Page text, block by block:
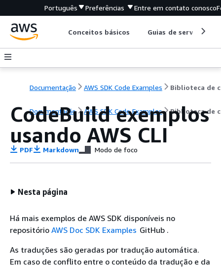
Português Preferências Entre em contato conosco
Conceitos básicos Guias de serviço
Documentação AWS SDK Code Examples
Documentação AWS SDK Code Examples Biblioteca de
CodeBuild exemplos
usando AWS CLI
PDF Markdown Modo de foco
Nesta página
Há mais exemplos de AWS SDK disponíveis no
repositório AWS Doc SDK Examples GitHub .
As traduções são geradas por tradução automática.
Em caso de conflito entre o conteúdo da tradução e da